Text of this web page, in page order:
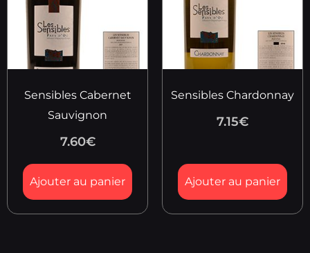
Sensibles Cabernet
Sauvignon
7.60€
Ajouter au panier
Sensibles Chardonnay
7.15€
Ajouter au panier